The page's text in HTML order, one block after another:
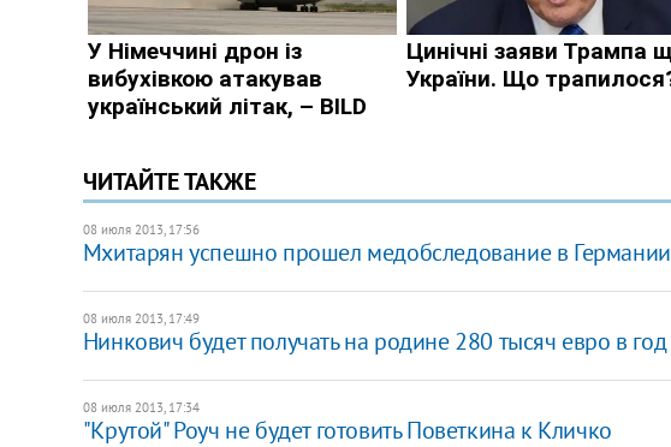
ЧИТАЙТЕ ТАКЖЕ
08 июля 2013, 17:56
Мхитарян успешно прошел медобследование в Германии
08 июля 2013, 17:49
Нинкович будет получать на родине 280 тысяч евро в год
08 июля 2013, 17:34
"Крутой" Роуч не будет готовить Поветкина к Кличко